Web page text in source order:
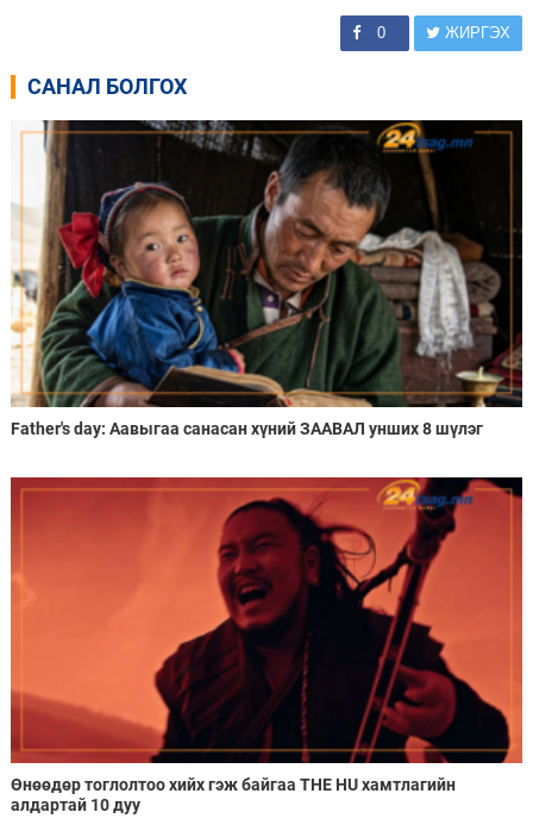
0 ЖИРГЭХ
САНАЛ БОЛГОХ
Father's day: Аавыгаа санасан хүний ЗААВАЛ унших 8 шүлэг
Өнөөдөр тоглолтоо хийх гэж байгаа THE HU хамтлагийн
алдартай 10 дуу